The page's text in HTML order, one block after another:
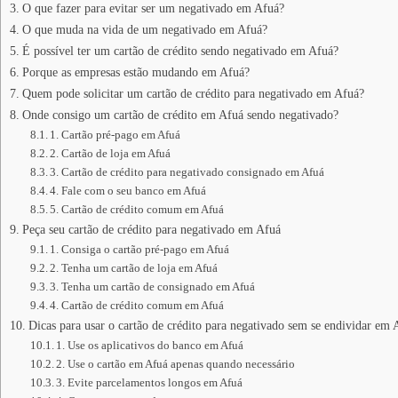
O que fazer para evitar ser um negativado em Afuá?
O que muda na vida de um negativado em Afuá?
É possível ter um cartão de crédito sendo negativado em Afuá?
Porque as empresas estão mudando em Afuá?
Quem pode solicitar um cartão de crédito para negativado em Afuá?
Onde consigo um cartão de crédito em Afuá sendo negativado?
1. Cartão pré-pago em Afuá
2. Cartão de loja em Afuá
3. Cartão de crédito para negativado consignado em Afuá
4. Fale com o seu banco em Afuá
5. Cartão de crédito comum em Afuá
Peça seu cartão de crédito para negativado em Afuá
1. Consiga o cartão pré-pago em Afuá
2. Tenha um cartão de loja em Afuá
3. Tenha um cartão de consignado em Afuá
4. Cartão de crédito comum em Afuá
Dicas para usar o cartão de crédito para negativado sem se endividar em
1. Use os aplicativos do banco em Afuá
2. Use o cartão em Afuá apenas quando necessário
3. Evite parcelamentos longos em Afuá